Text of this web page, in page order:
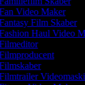
Video Maker
Film Skaber
Haul Video